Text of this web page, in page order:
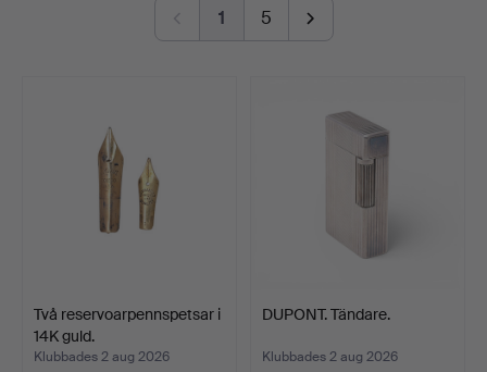
1 5
Två reservoarpennspetsar i
14K guld.
Klubbades 2 aug 2026
DUPONT. Tändare.
Klubbades 2 aug 2026